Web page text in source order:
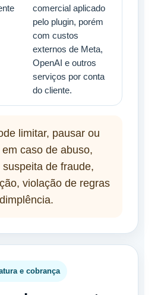
comercial aplicado
pelo plugin, porém
com custos
externos de Meta,
OpenAI e outros
serviços por conta
do cliente.
limitar, pausar ou
caso de abuso,
de fraude,
violação de regras
e cobrança